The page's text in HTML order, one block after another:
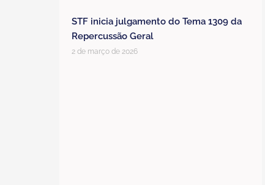
STF inicia julgamento do Tema 1309 da
Repercussão Geral
2 de março de 2026